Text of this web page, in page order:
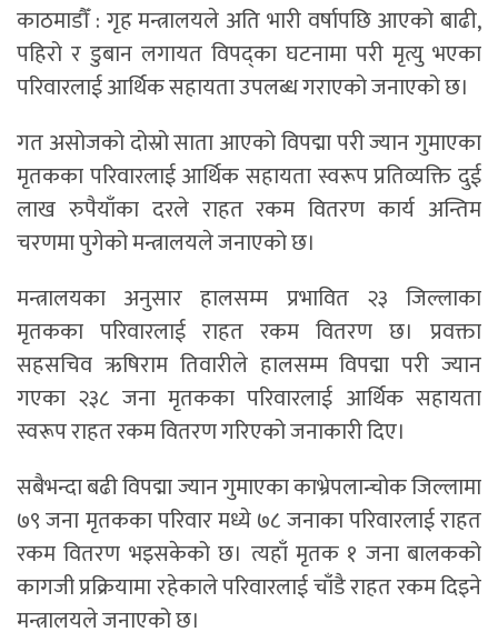
काठमाडौँ : गृह मन्त्रालयले अति भारी वर्षापछि आएको बाढी,
पहिरो र डुबान लगायत विपद्का घटनामा परी मृत्यु भएका
परिवारलाई आर्थिक सहायता उपलब्ध गराएको जनाएको छ।
गत असोजको दोस्रो साता आएको विपद्मा परी ज्यान गुमाएका
मृतकका परिवारलाई आर्थिक सहायता स्वरूप प्रतिव्यक्ति दुई
लाख रुपैयाँका दरले राहत रकम वितरण कार्य अन्तिम
चरणमा पुगेको मन्त्रालयले जनाएको छ।
मन्त्रालयका अनुसार हालसम्म प्रभावित २३ जिल्लाका
मृतकका परिवारलाई राहत रकम वितरण छ। प्रवक्ता
सहसचिव ऋषिराम तिवारीले हालसम्म विपद्मा परी ज्यान
गएका २३८ जना मृतकका परिवारलाई आर्थिक सहायता
स्वरूप राहत रकम वितरण गरिएको जनाकारी दिए।
सबैभन्दा बढी विपद्मा ज्यान गुमाएका काभ्रेपलान्चोक जिल्लामा
७९ जना मृतकका परिवार मध्ये ७८ जनाका परिवारलाई राहत
रकम वितरण भइसकेको छ। त्यहाँ मृतक १ जना बालकको
कागजी प्रक्रियामा रहेकाले परिवारलाई चाँडै राहत रकम दिइने
मन्त्रालयले जनाएको छ।